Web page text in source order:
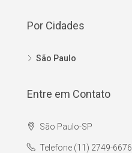
Por Cidades
São Paulo
Entre em Contato
São Paulo-SP
Telefone (11) 2749-6676